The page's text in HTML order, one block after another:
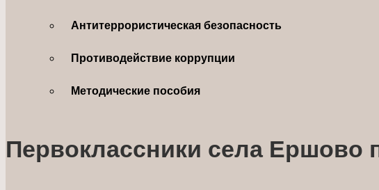
Антитеррористическая безопасность
Противодействие коррупции
Методические пособия
Первоклассники села Ершово